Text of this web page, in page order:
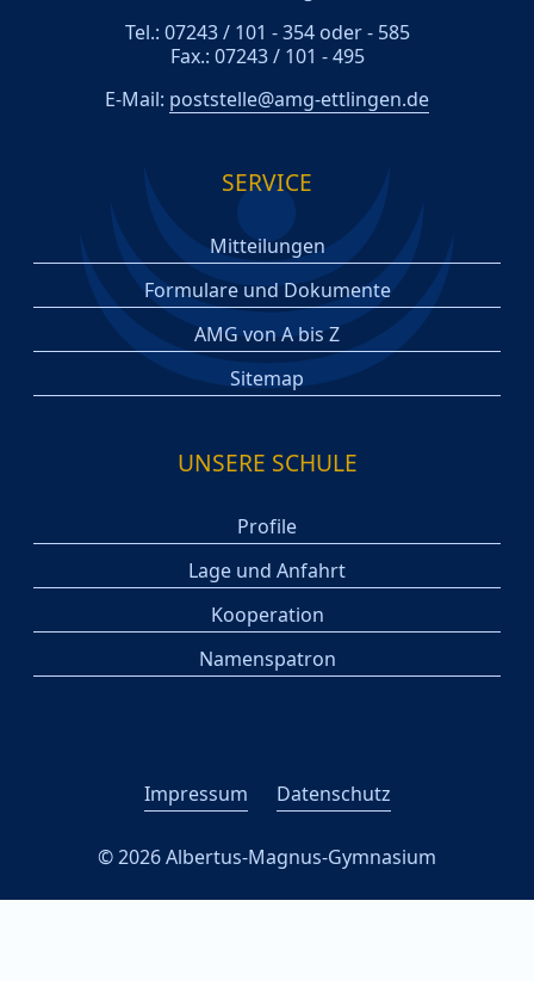
Tel.: 07243 / 101 - 354 oder - 585
Fax.: 07243 / 101 - 495
E-Mail: poststelle@amg-ettlingen.de
SERVICE
Mitteilungen
Formulare und Dokumente
AMG von A bis Z
Sitemap
UNSERE SCHULE
Profile
Lage und Anfahrt
Kooperation
Namenspatron
Impressum Datenschutz
© 2026 Albertus-Magnus-Gymnasium